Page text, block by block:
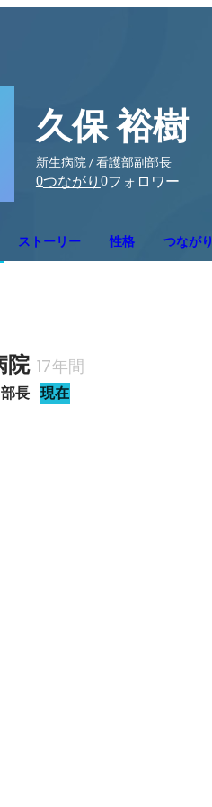
久保 裕樹
新生病院 / 看護部副部長
0つながり 0フォロワー
ストーリー 性格 つながり
院 17年間
長 現在